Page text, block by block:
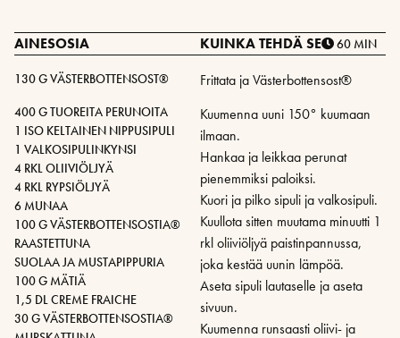
AINESOSIA
130 G VÄSTERBOTTENSOST®
400 G TUOREITA PERUNOITA
1 ISO KELTAINEN NIPPUSIPULI
1 VALKOSIPULINKYNSI
4 RKL OLIIVIÖLJYÄ
4 RKL RYPSIÖLJYÄ
6 MUNAA
100 G VÄSTERBOTTENSOSTIA®
RAASTETTUNA
SUOLAA JA MUSTAPIPPURIA
100 G MÄTIÄ
1,5 DL CREME FRAICHE
30 G VÄSTERBOTTENSOSTIA®
KUINKA TEHDÄ SE 60 MIN
Frittata ja Västerbottensost®
Kuumenna uuni 150° kuumaan
ilmaan.
Hankaa ja leikkaa perunat
pienemmiksi paloiksi.
Kuori ja pilko sipuli ja valkosipuli.
Kuullota sitten muutama minuutti 1
rkl oliiviöljyä paistinpannussa,
joka kestää uunin lämpöä.
Aseta sipuli lautaselle ja aseta
sivuun.
Kuumenna runsaasti oliivi- ja